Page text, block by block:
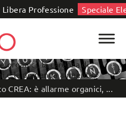
Libera Professione Speciale
CREA: è allarme organici, ...